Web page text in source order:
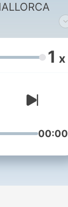
1 x
00:00